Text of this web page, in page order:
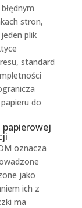
stron,
plik
standard
do
oznacza
jako
ich z
ma